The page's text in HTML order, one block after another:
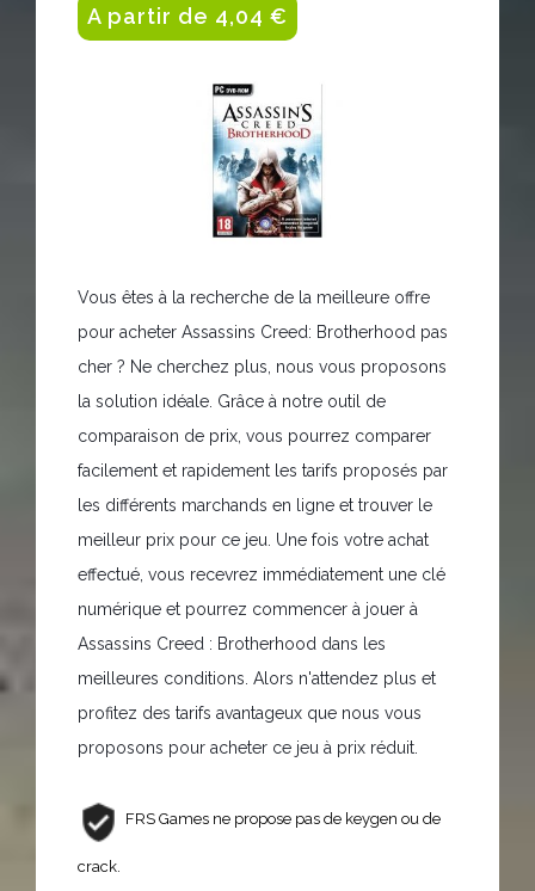
A partir de 4,04 €
Vous êtes à la recherche de la meilleure offre
pour acheter Assassins Creed: Brotherhood pas
cher ? Ne cherchez plus, nous vous proposons
la solution idéale. Grâce à notre outil de
comparaison de prix, vous pourrez comparer
facilement et rapidement les tarifs proposés par
les différents marchands en ligne et trouver le
meilleur prix pour ce jeu. Une fois votre achat
effectué, vous recevrez immédiatement une clé
numérique et pourrez commencer à jouer à
Assassins Creed : Brotherhood dans les
meilleures conditions. Alors n'attendez plus et
profitez des tarifs avantageux que nous vous
proposons pour acheter ce jeu à prix réduit.
FRS Games ne propose pas de keygen ou de
crack.